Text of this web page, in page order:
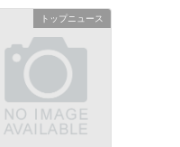
トップニュース